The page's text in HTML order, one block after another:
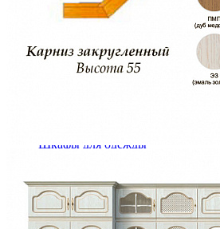
Кровати двуспальные
Кровати полутороспальные
Решетки и настилы под матрас
Шкафы для одежды
Шкаф 1-дверный для
Шкафы 2-х дверные для
Шкафы 3-х дверные для